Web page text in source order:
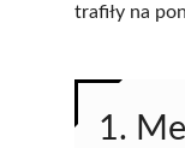
trafiły na
1.